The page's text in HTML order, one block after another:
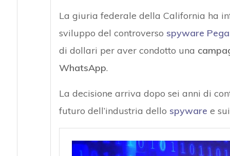
La giuria federale della California ha
sviluppo del controverso spyware
di dollari per aver condotto una
WhatsApp.
La decisione arriva dopo sei anni di
futuro dell’industria dello spyware e